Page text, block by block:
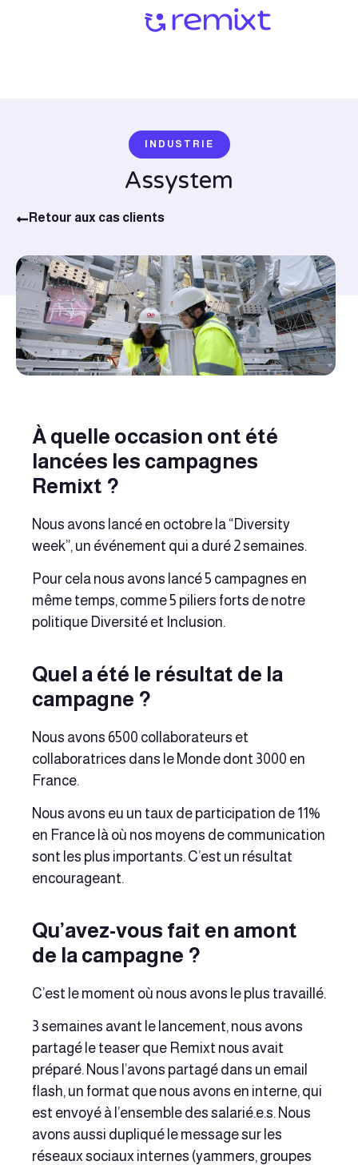
INDUSTRIE
Assystem
Retour aux cas clients
À quelle occasion ont été
lancées les campagnes
Remixt ?
Nous avons lancé en octobre la “Diversity
week”, un événement qui a duré 2 semaines.
Pour cela nous avons lancé 5 campagnes en
même temps, comme 5 piliers forts de notre
politique Diversité et Inclusion.
Quel a été le résultat de la
campagne ?
Nous avons 6500 collaborateurs et
collaboratrices dans le Monde dont 3000 en
France.
Nous avons eu un taux de participation de 11%
en France là où nos moyens de communication
sont les plus importants. C’est un résultat
encourageant.
Qu’avez-vous fait en amont
de la campagne ?
C’est le moment où nous avons le plus travaillé.
3 semaines avant le lancement, nous avons
partagé le teaser que Remixt nous avait
préparé. Nous l’avons partagé dans un email
flash, un format que nous avons en interne, qui
est envoyé à l’ensemble des salarié.e.s. Nous
avons aussi dupliqué le message sur les
réseaux sociaux internes (yammers, groupes